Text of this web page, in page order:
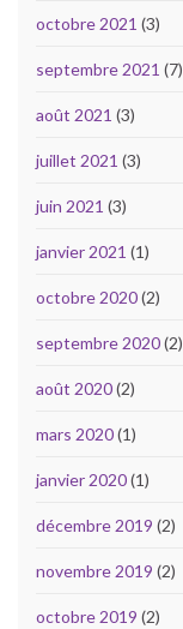
octobre 2021 (3)
septembre 2021 (7)
août 2021 (3)
juillet 2021 (3)
juin 2021 (3)
janvier 2021 (1)
octobre 2020(2)
septembre 2020(2)
août 2020(2)
mars 2020(1)
janvier 2020(1)
décembre 2019 (2)
novembre 2019 (2)
octobre 2019 (2)